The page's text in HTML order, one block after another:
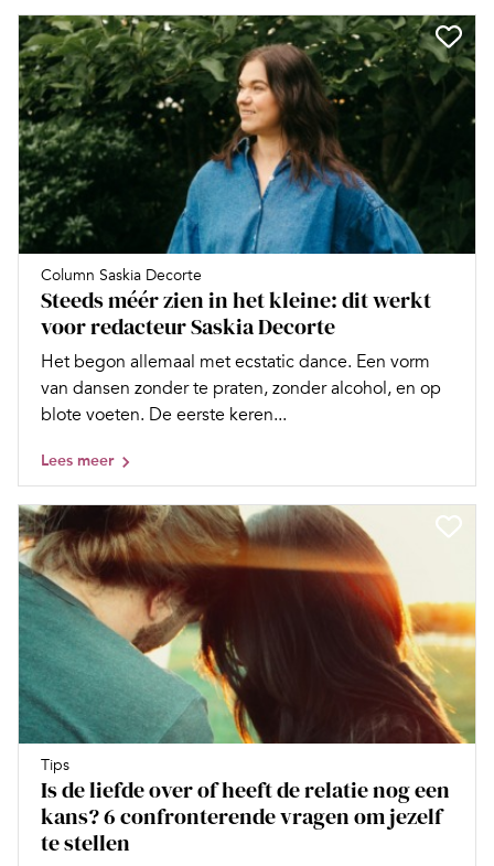
Column Saskia Decorte
Steeds méér zien in het kleine: dit werkt
voor redacteur Saskia Decorte
Het begon allemaal met ecstatic dance. Een vorm
van dansen zonder te praten, zonder alcohol, en op
blote voeten. De eerste keren...
Lees meer
Tips
Is de liefde over of heeft de relatie nog een
kans? 6 confronterende vragen om jezelf
te stellen